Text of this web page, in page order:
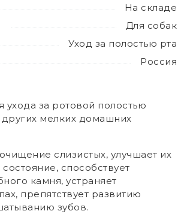
На складе
Для собак
Уход за полостью рта
Россия
ухода за ротовой полостью
мелких домашних
слизистых, улучшает их
способствует
камня, устраняет
препятствует развитию
зубов.